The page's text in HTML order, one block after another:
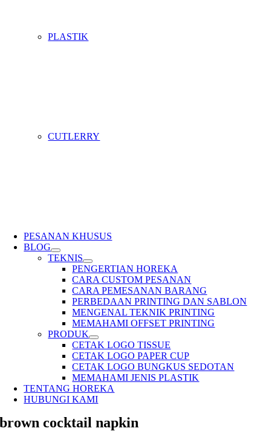
PLASTIK
CUTLERRY
PESANAN KHUSUS
BLOG
TEKNIS
PENGERTIAN HOREKA
CARA CUSTOM PESANAN
CARA PEMESANAN BARANG
PERBEDAAN PRINTING DAN SABLON
MENGENAL TEKNIK PRINTING
MEMAHAMI OFFSET PRINTING
PRODUK
CETAK LOGO TISSUE
CETAK LOGO PAPER CUP
CETAK LOGO BUNGKUS SEDOTAN
MEMAHAMI JENIS PLASTIK
TENTANG HOREKA
HUBUNGI KAMI
brown cocktail napkin